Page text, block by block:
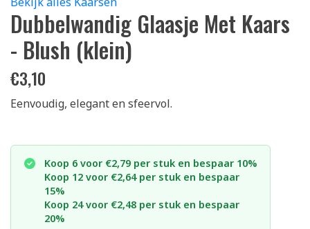
Dubbelwandig Glaasje Met Kaars
- Blush (klein)
€3,10
Eenvoudig, elegant en sfeervol.
Koop 6 voor €2,79 per stuk en bespaar 10%
Koop 12 voor €2,64 per stuk en bespaar
15%
Koop 24 voor €2,48 per stuk en bespaar
20%